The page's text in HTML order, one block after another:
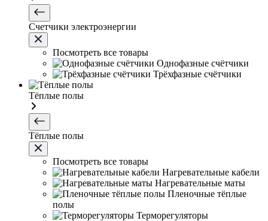
Счетчики электроэнергии
Посмотреть все товары
Однофазные счётчики
Трёхфазные счётчики
Тёплые полы
Тёплые полы
Посмотреть все товары
Нагревательные кабели
Нагревательные маты
Пленочные тёплые
полы
Терморегуляторы